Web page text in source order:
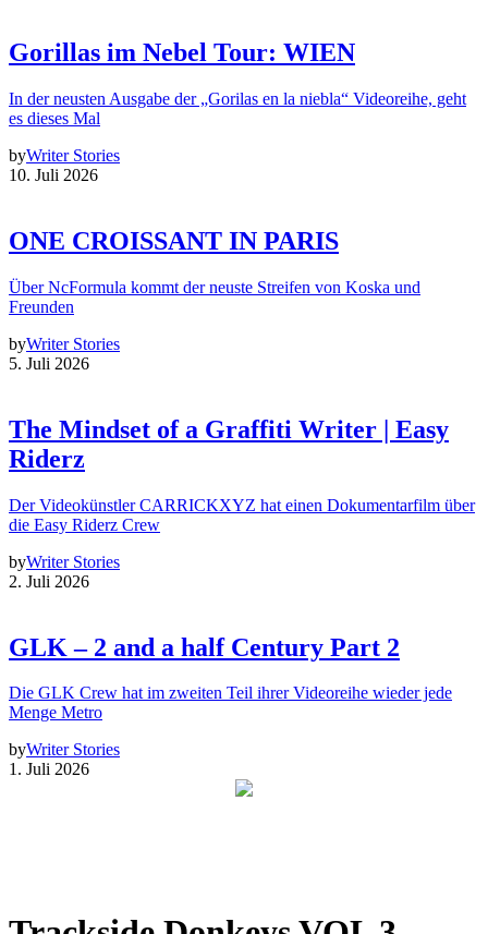
Gorillas im Nebel Tour: WIEN
In der neusten Ausgabe der „Gorilas en la niebla“ Videoreihe, geht
es dieses Mal
byWriter Stories
10. Juli 2026
ONE CROISSANT IN PARIS
Über NcFormula kommt der neuste Streifen von Koska und
Freunden
byWriter Stories
5. Juli 2026
The Mindset of a Graffiti Writer | Easy
Riderz
Der Videokünstler CARRICKXYZ hat einen Dokumentarfilm über
die Easy Riderz Crew
byWriter Stories
2. Juli 2026
GLK – 2 and a half Century Part 2
Die GLK Crew hat im zweiten Teil ihrer Videoreihe wieder jede
Menge Metro
byWriter Stories
1. Juli 2026